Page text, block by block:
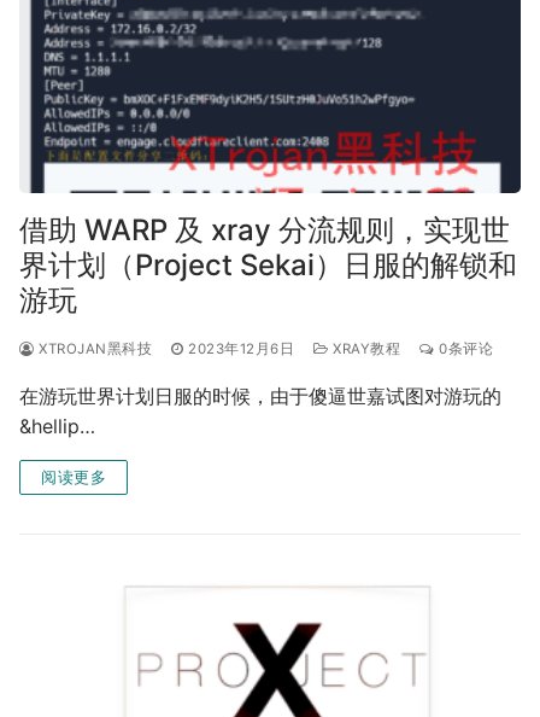
借助 WARP 及 xray 分流规则，实现世
界计划（Project Sekai）日服的解锁和
游玩
XTROJAN黑科技 2023年12月6日 XRAY教程 0条评论
在游玩世界计划日服的时候，由于傻逼世嘉试图对游玩的
&hellip…
阅读更多